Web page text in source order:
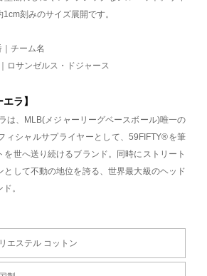
刻みのサイズ展開です。
チーム名
ロサンゼルス・ドジャース
ラ】
は、MLB(メジャーリーグベースボール)唯一の
ィシャルサプライヤーとして、59FIFTY®を筆
を世へ送り続けるブランド。同時にストリート
として不動の地位を誇る、世界最大級のヘッド
。
エステル コットン